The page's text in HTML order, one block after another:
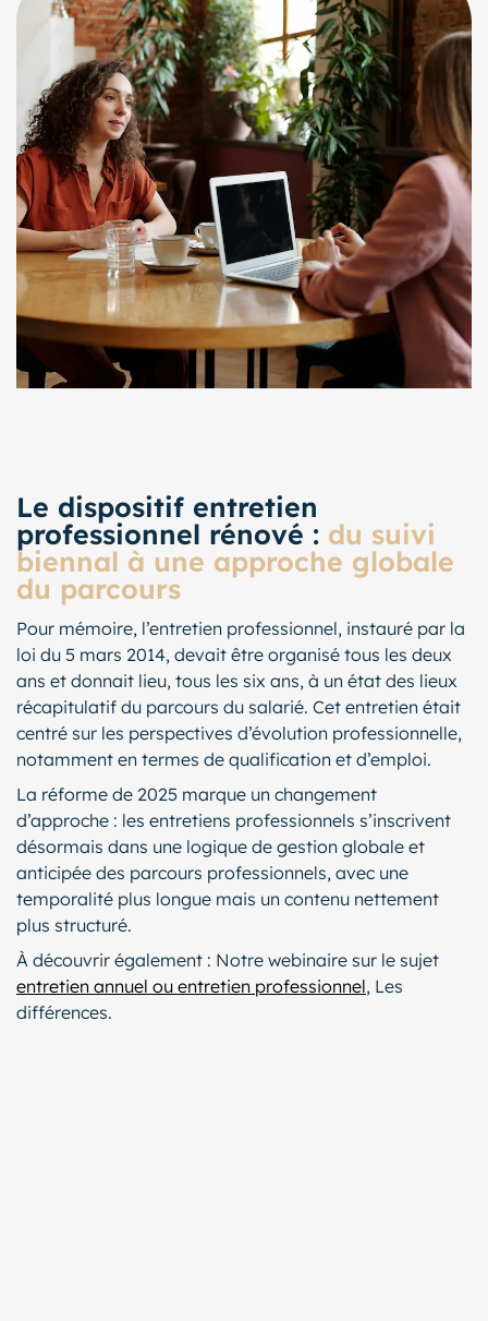
Le dispositif entretien
professionnel rénové : du suivi
biennal à une approche globale
du parcours
Pour mémoire, l’entretien professionnel, instauré par la
loi du 5 mars 2014, devait être organisé tous les deux
ans et donnait lieu, tous les six ans, à un état des lieux
récapitulatif du parcours du salarié. Cet entretien était
centré sur les perspectives d’évolution professionnelle,
notamment en termes de qualification et d’emploi.
La réforme de 2025 marque un changement
d’approche : les entretiens professionnels s’inscrivent
désormais dans une logique de gestion globale et
anticipée des parcours professionnels, avec une
temporalité plus longue mais un contenu nettement
plus structuré.
À découvrir également : Notre webinaire sur le sujet
entretien annuel ou entretien professionnel, Les
différences.